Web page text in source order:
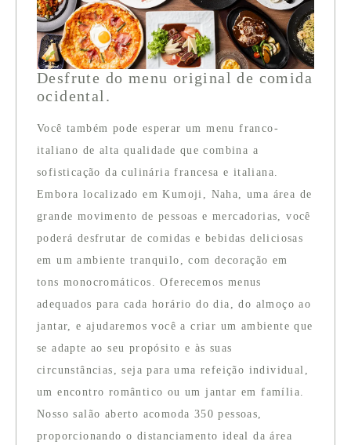
Desfrute do menu original de comida
ocidental.
Você também pode esperar um menu franco-
italiano de alta qualidade que combina a
sofisticação da culinária francesa e italiana.
Embora localizado em Kumoji, Naha, uma área de
grande movimento de pessoas e mercadorias, você
poderá desfrutar de comidas e bebidas deliciosas
em um ambiente tranquilo, com decoração em
tons monocromáticos. Oferecemos menus
adequados para cada horário do dia, do almoço ao
jantar, e ajudaremos você a criar um ambiente que
se adapte ao seu propósito e às suas
circunstâncias, seja para uma refeição individual,
um encontro romântico ou um jantar em família.
Nosso salão aberto acomoda 350 pessoas,
proporcionando o distanciamento ideal da área